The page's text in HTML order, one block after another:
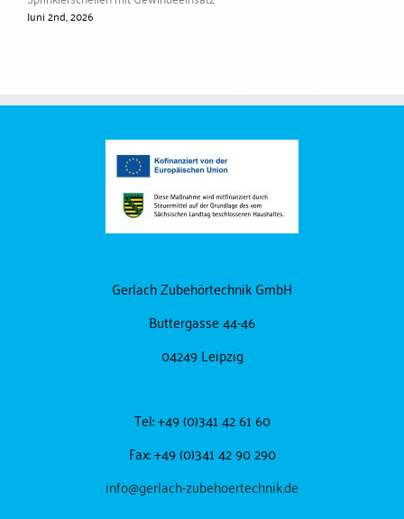
Juni 2nd, 2026
Gerlach Zubehörtechnik GmbH
Buttergasse 44-46
04249 Leipzig
Tel: +49 (0)341 42 61 60
Fax: +49 (0)341 42 90 290
info@gerlach-zubehoertechnik.de